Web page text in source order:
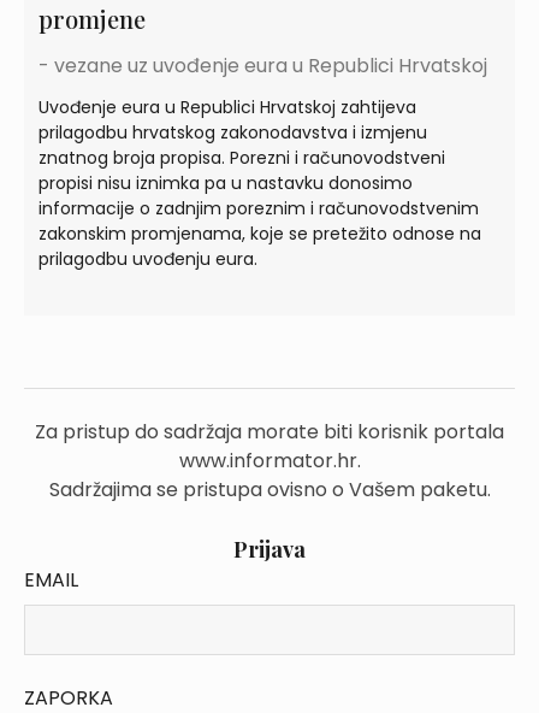
promjene
- vezane uz uvođenje eura u Republici Hrvatskoj
Uvođenje eura u Republici Hrvatskoj zahtijeva
prilagodbu hrvatskog zakonodavstva i izmjenu
znatnog broja propisa. Porezni i računovodstveni
propisi nisu iznimka pa u nastavku donosimo
informacije o zadnjim poreznim i računovodstvenim
zakonskim promjenama, koje se pretežito odnose na
prilagodbu uvođenju eura.
Za pristup do sadržaja morate biti korisnik portala
www.informator.hr.
Sadržajima se pristupa ovisno o Vašem paketu.
Prijava
EMAIL
ZAPORKA